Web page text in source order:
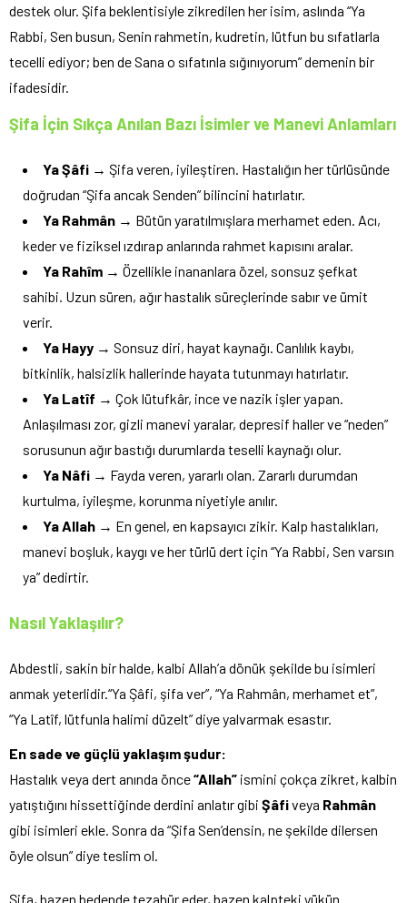
destek olur. Şifa beklentisiyle zikredilen her isim, aslında “Ya
Rabbi, Sen busun, Senin rahmetin, kudretin, lütfun bu sıfatlarla
tecelli ediyor; ben de Sana o sıfatınla sığınıyorum” demenin bir
ifadesidir.
Şifa İçin Sıkça Anılan Bazı İsimler ve Manevi Anlamları
Ya Şâfi → Şifa veren, iyileştiren. Hastalığın her türlüsünde
doğrudan “Şifa ancak Senden” bilincini hatırlatır.
Ya Rahmân → Bütün yaratılmışlara merhamet eden. Acı,
keder ve fiziksel ızdırap anlarında rahmet kapısını aralar.
Ya Rahîm → Özellikle inananlara özel, sonsuz şefkat
sahibi. Uzun süren, ağır hastalık süreçlerinde sabır ve ümit
verir.
Ya Hayy → Sonsuz diri, hayat kaynağı. Canlılık kaybı,
bitkinlik, halsizlik hallerinde hayata tutunmayı hatırlatır.
Ya Latîf → Çok lütufkâr, ince ve nazik işler yapan.
Anlaşılması zor, gizli manevi yaralar, depresif haller ve “neden”
sorusunun ağır bastığı durumlarda teselli kaynağı olur.
Ya Nâfi → Fayda veren, yararlı olan. Zararlı durumdan
kurtulma, iyileşme, korunma niyetiyle anılır.
Ya Allah → En genel, en kapsayıcı zikir. Kalp hastalıkları,
manevi boşluk, kaygı ve her türlü dert için “Ya Rabbi, Sen varsın
ya” dedirtir.
Nasıl Yaklaşılır?
Abdestli, sakin bir halde, kalbi Allah’a dönük şekilde bu isimleri
anmak yeterlidir.“Ya Şâfi, şifa ver”, “Ya Rahmân, merhamet et”,
“Ya Latîf, lütfunla halimi düzelt” diye yalvarmak esastır.
En sade ve güçlü yaklaşım şudur:
Hastalık veya dert anında önce“Allah” ismini çokça zikret, kalbin
yatıştığını hissettiğinde derdini anlatır gibi Şâfiveya Rahmân
gibi isimleri ekle. Sonra da “Şifa Sen’densin, ne şekilde dilersen
öyle olsun” diye teslim ol.
Şifa, bazen bedende tezahür eder, bazen kalpteki yükün